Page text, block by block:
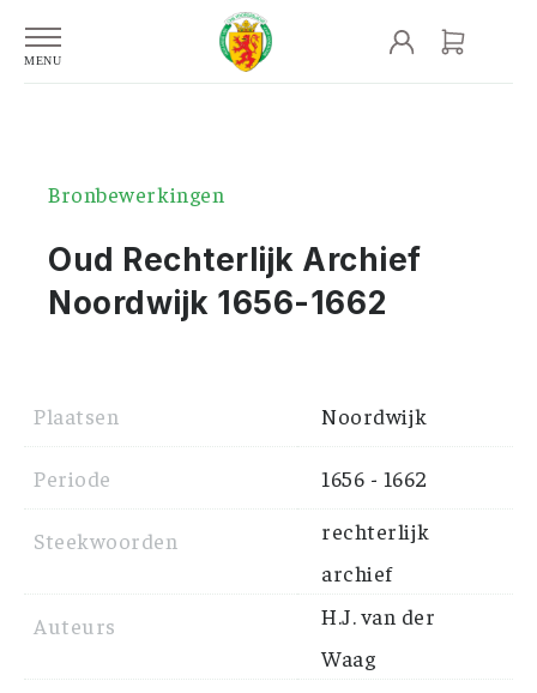
Bronbewerkingen
Oud Rechterlijk Archief
Noordwijk 1656-1662
Plaatsen Noordwijk
Periode 1656 - 1662
Steekwoorden
rechterlijk
archief
Auteurs
H.J. van der
Waag